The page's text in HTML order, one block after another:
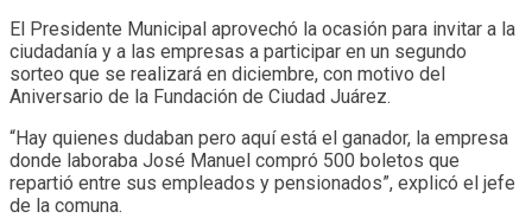
El Presidente Municipal aprovechó la ocasión para invitar a la
ciudadanía y a las empresas a participar en un segundo
sorteo que se realizará en diciembre, con motivo del
Aniversario de la Fundación de Ciudad Juárez.
“Hay quienes dudaban pero aquí está el ganador, la empresa
donde laboraba José Manuel compró 500 boletos que
repartió entre sus empleados y pensionados”, explicó el jefe
de la comuna.